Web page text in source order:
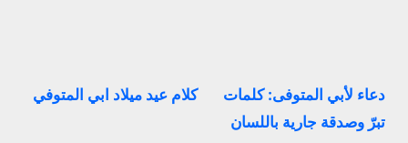
دعاء لأبي المتوفى: كلمات
تبرّ وصدقة جارية باللسان
كلام عيد ميلاد ابي المتوفي